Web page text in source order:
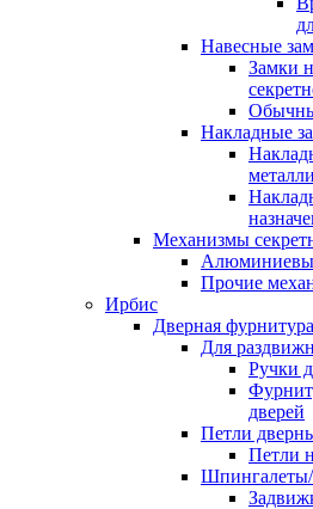
Навесные
Замки
Накладные
Механизмы
Прочие
Ирбис
Дверная фурнитура
Для
Ручки
дверей
Петли
Петли
Шпингалеты/